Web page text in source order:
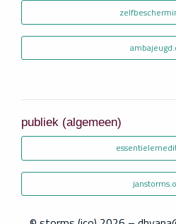
publiek (algemeen)